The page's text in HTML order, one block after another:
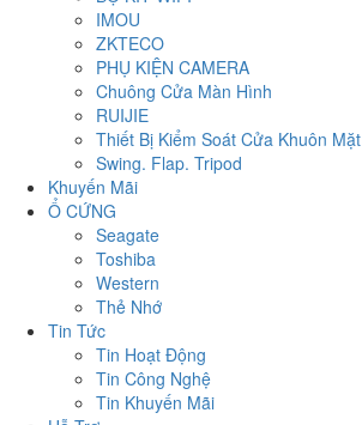
IMOU
ZKTECO
PHỤ KIỆN CAMERA
Chuông Cửa Màn Hình
RUIJIE
Thiết Bị Kiểm Soát Cửa Khuôn Mặt
Swing. Flap. Tripod
Khuyến Mãi
Ổ CỨNG
Seagate
Toshiba
Western
Thẻ Nhớ
Tin Tức
Tin Hoạt Động
Tin Công Nghệ
Tin Khuyến Mãi